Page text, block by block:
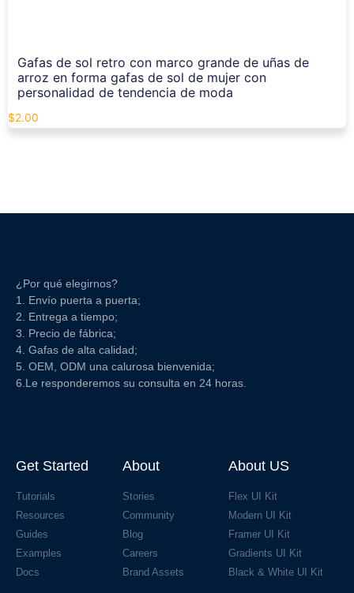
Gafas de sol retro con marco grande de uñas de
arroz en forma gafas de sol de mujer con
personalidad de tendencia de moda
$2.00
¿Por qué elegirnos?
1. Envío puerta a puerta;
2. Entrega a tiempo;
3. Precio de fábrica;
4. Gafas de alta calidad;
5. OEM, ODM una calurosa bienvenida;
6.Le responderemos su consulta en 24 horas.
Get Started
Tutorials
Resources
Guides
Examples
Docs
About
Stories
Community
Blog
Careers
Brand Assets
About US
Flex UI Kit
Modern UI Kit
Framer UI Kit
Gradients UI Kit
Black & White UI Kit